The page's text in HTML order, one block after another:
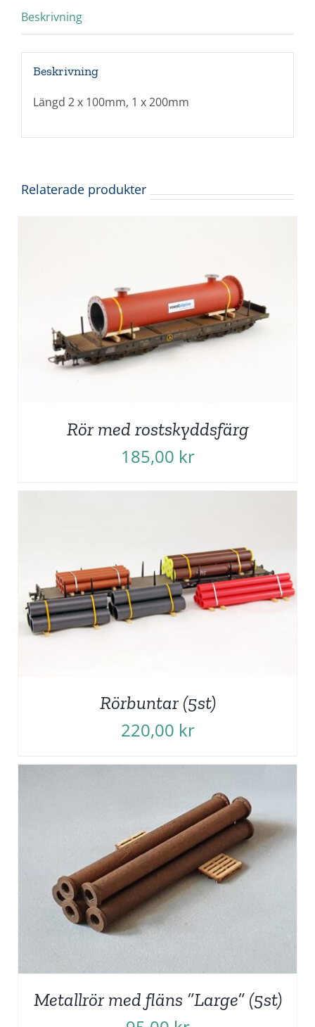
Beskrivning
Beskrivning
Längd 2 x 100mm, 1 x 200mm
Relaterade produkter
Rör med rostskyddsfärg
185,00 kr
Rörbuntar (5st)
220,00 kr
Metallrör med fläns ”Large” (5st)